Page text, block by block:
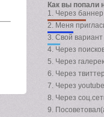
Как вы попали
1. Через
2. Меня
3. Свой вариант
4. Через
5. Через
6. Через твиттер
7. Через youtube
8. Через
9.